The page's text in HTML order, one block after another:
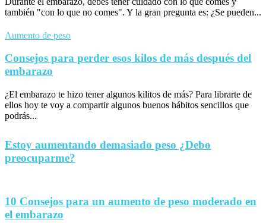
también "con lo que no comes". Y la gran pregunta es: ¿Se pueden...
Aumento de peso
Consejos para perder esos kilos de más después del
embarazo
¿El embarazo te hizo tener algunos kilitos de más? Para librarte de
ellos hoy te voy a compartir algunos buenos hábitos sencillos que
podrás...
Estoy aumentando demasiado peso ¿Debo
preocuparme?
10 Consejos para un aumento de peso moderado en
el embarazo